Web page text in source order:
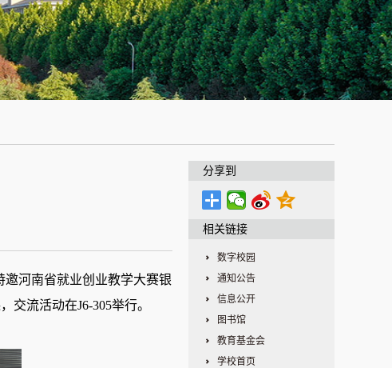
邀河南省就业创业教学大赛银
流活动在J6-305举行。
分享到
相关链接
数字校园
通知公告
信息公开
图书馆
教育基金会
学校首页